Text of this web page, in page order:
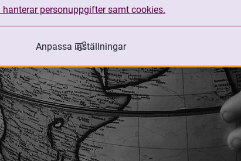
personuppgifter samt cookies.
Anpassa inställningar